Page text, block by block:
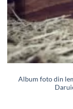
Album foto din